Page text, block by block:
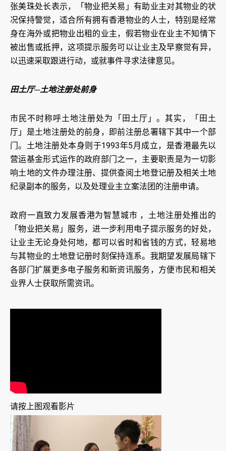
张美珠处长表示，「物业把关易」有助业主对其物业的状
况保持警觉，适合所有拥有香港物业的人士，特别是经常
身在海外或把物业出租的业主，假若物业在业主不知情下
被出售或抵押，这项提示服务可以让业主及早察觉有异，
以迅速采取跟进行动，或就事件寻求法律意见。
田土厅─土地注册处前身
市民不时称呼土地注册处为「田土厅」。其实，「田土
厅」是土地注册处的前身，即前注册总署辖下其中一个部
门。土地注册处本身则于1993年5月成立，是香港最先以
营运基金形式运作的政府部门之一，主要职责是为一切影
响土地的文件办理注册、提供查阅土地登记册及相关土地
纪录副本的服务，以及处理业主立案法团的注册申请。
政府一直致力发展香港为智慧城市 ，土地注册处推出的
「物业把关易」服务，进一步利用电子提示服务的好处，
让业主无论身处何地，都可以省时和省钱的方式，轻易地
与其物业的土地登记册时刻保持连系。我期望发展局辖下
各部门扩展更多电子服务和新资讯服务，方便市民和相关
业界人士获取所需资讯。
请按上图观看影片